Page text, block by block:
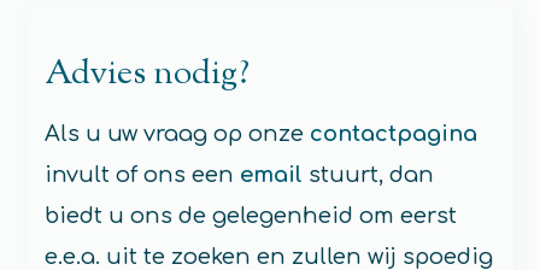
Advies nodig?
Als u uw vraag op onze contactpagina
invult of ons een email stuurt, dan
biedt u ons de gelegenheid om eerst
e.e.a. uit te zoeken en zullen wij spoedig